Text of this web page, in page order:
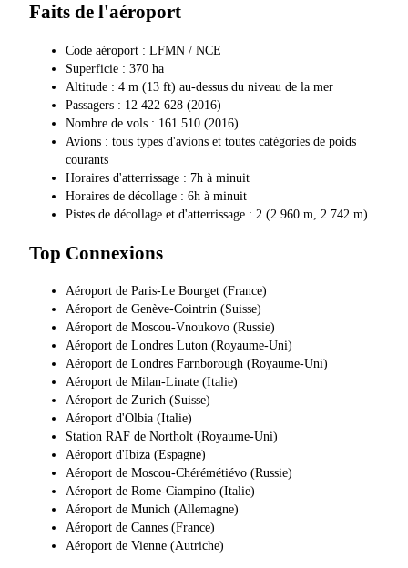
Faits de l'aéroport
Code aéroport : LFMN / NCE
Superficie : 370 ha
Altitude : 4 m (13 ft) au-dessus du niveau de la mer
Passagers : 12 422 628 (2016)
Nombre de vols : 161 510 (2016)
Avions : tous types d'avions et toutes catégories de poids
courants
Horaires d'atterrissage : 7h à minuit
Horaires de décollage : 6h à minuit
Pistes de décollage et d'atterrissage : 2 (2 960 m, 2 742 m)
Top Connexions
Aéroport de Paris-Le Bourget (France)
Aéroport de Genève-Cointrin (Suisse)
Aéroport de Moscou-Vnoukovo (Russie)
Aéroport de Londres Luton (Royaume-Uni)
Aéroport de Londres Farnborough (Royaume-Uni)
Aéroport de Milan-Linate (Italie)
Aéroport de Zurich (Suisse)
Aéroport d'Olbia (Italie)
Station RAF de Northolt (Royaume-Uni)
Aéroport d'Ibiza (Espagne)
Aéroport de Moscou-Chérémétiévo (Russie)
Aéroport de Rome-Ciampino (Italie)
Aéroport de Munich (Allemagne)
Aéroport de Cannes (France)
Aéroport de Vienne (Autriche)